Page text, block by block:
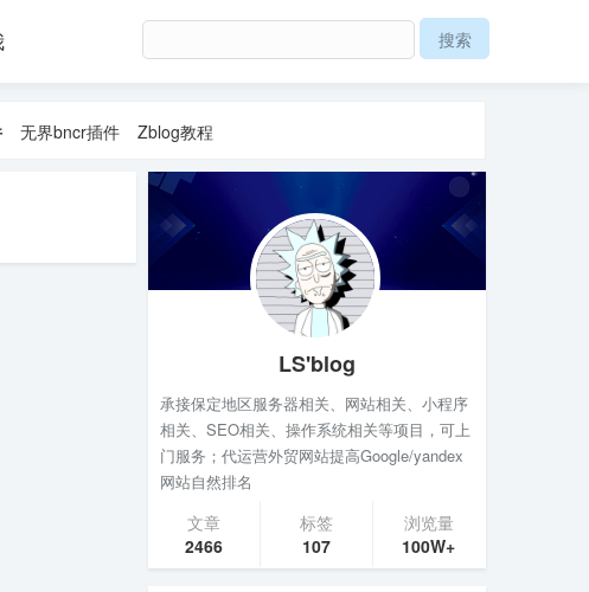
无界bncr插件 Zblog教程
LS'blog
承接保定地区服务器相关、网站相关、小程序
相关、SEO相关、操作系统相关等项目，可上
门服务；代运营外贸网站提高Google/yandex
网站自然排名
文章
2466
标签
107
浏览量
100W+